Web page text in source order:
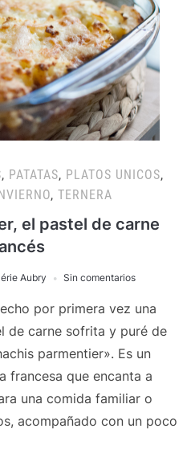
, PATATAS, PLATOS UNICOS,
, TERNERA
el pastel de carne
Aubry Sin comentarios
por primera vez una
de carne sofrita y puré de
parmentier». Es un
francesa que encanta a
una comida familiar o
acompañado con un poco